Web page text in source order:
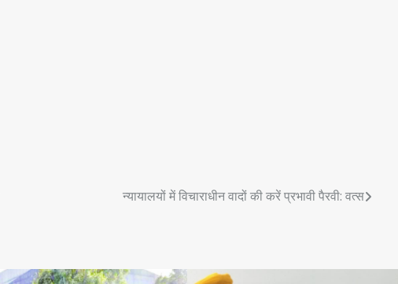
न्यायालयों में विचाराधीन वादों की करें प्रभावी पैरवी: वत्स